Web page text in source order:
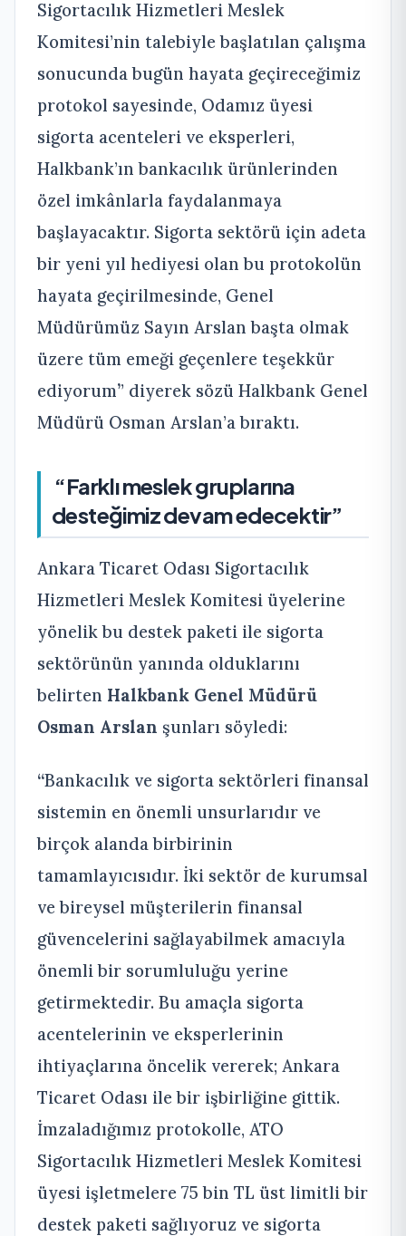
Sigortacılık Hizmetleri Meslek
Komitesi’nin talebiyle başlatılan çalışma
sonucunda bugün hayata geçireceğimiz
protokol sayesinde, Odamız üyesi
sigorta acenteleri ve eksperleri,
Halkbank’ın bankacılık ürünlerinden
özel imkânlarla faydalanmaya
başlayacaktır. Sigorta sektörü için adeta
bir yeni yıl hediyesi olan bu protokolün
hayata geçirilmesinde, Genel
Müdürümüz Sayın Arslan başta olmak
üzere tüm emeği geçenlere teşekkür
ediyorum’’ diyerek sözü Halkbank Genel
Müdürü Osman Arslan’a bıraktı.
“Farklı meslek gruplarına
desteğimiz devam edecektir”
Ankara Ticaret Odası Sigortacılık
Hizmetleri Meslek Komitesi üyelerine
yönelik bu destek paketi ile sigorta
sektörünün yanında olduklarını
belirten Halkbank Genel Müdürü
Osman Arslan şunları söyledi:
“Bankacılık ve sigorta sektörleri finansal
sistemin en önemli unsurlarıdır ve
birçok alanda birbirinin
tamamlayıcısıdır. İki sektör de kurumsal
ve bireysel müşterilerin finansal
güvencelerini sağlayabilmek amacıyla
önemli bir sorumluluğu yerine
getirmektedir. Bu amaçla sigorta
acentelerinin ve eksperlerinin
ihtiyaçlarına öncelik vererek; Ankara
Ticaret Odası ile bir işbirliğine gittik.
İmzaladığımız protokolle, ATO
Sigortacılık Hizmetleri Meslek Komitesi
üyesi işletmelere 75 bin TL üst limitli bir
destek paketi sağlıyoruz ve sigorta